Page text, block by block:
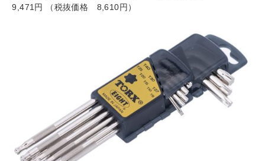
9,471円 （税抜価格 8,610円）